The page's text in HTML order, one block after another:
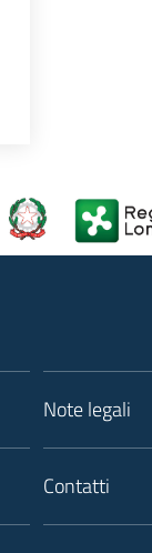
Note legali
Contatti